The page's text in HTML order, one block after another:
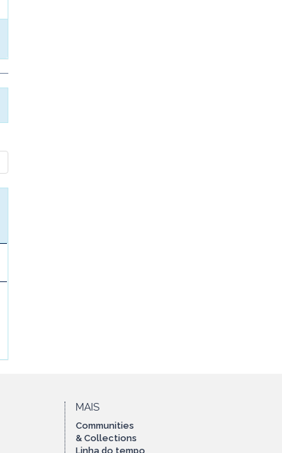
MAIS
Communities
& Collections
Linha do tempo